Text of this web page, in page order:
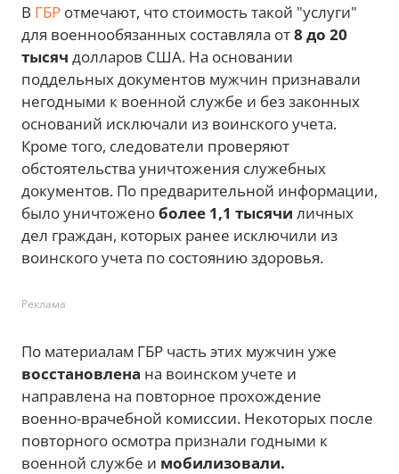
В ГБР отмечают, что стоимость такой "услуги"
для военнообязанных составляла от8 до 20
тысяч долларов США. На основании
поддельных документов мужчин признавали
негодными к военной службе и без законных
оснований исключали из воинского учета.
Кроме того, следователи проверяют
обстоятельства уничтожения служебных
документов. По предварительной информации,
было уничтоженоболее 1,1 тысячи личных
дел граждан, которых ранее исключили из
воинского учета по состоянию здоровья.
Реклама
По материалам ГБР часть этих мужчин уже
восстановлена на воинском учете и
направлена на повторное прохождение
военно-врачебной комиссии. Некоторых после
повторного осмотра признали годными к
военной службе и мобилизовали.